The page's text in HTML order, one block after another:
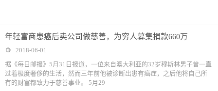
年轻富商患癌后卖公司做慈善，为穷人募集捐款660万
2018-06-01
据《每日邮报》5月31日报道，一位来自澳大利亚的32岁穆斯林男子曾一直
过着极度奢侈的生活，然而三年前他被诊断出患有癌症，之后他将自己所
有的财富都致力于慈善事业。 5月29